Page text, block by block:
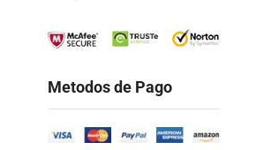
Metodos de Pago